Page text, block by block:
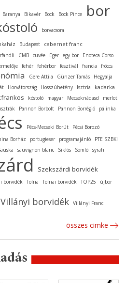
Baranya Bikavér Bock Bock Pince bor
borvacsora
Budapest cabernet franc
CMB cuvée Eger egy bor
Enoteca Corso
fehér fehérbor fesztivál francia
fröccs
Gere Attila Günzer Tamás
Hegyalja
Horvátország Hosszúhetény Isztria kadarka
kóstoló magyar Mecseknádasd
merlot
Pannon Borbolt Pannon Borrégió pálinka
Pécs-Mecseki Borút Pécsi Borozó
Borház portugieser programajánló
PTE SZBKI
sauvignon blanc Siklós Somló syrah
Szekszárdi borvidék
borvidék Tolna Tolnai borvidék TOP25 újbor
Villányi borvidék Villányi Franc
összes cimke